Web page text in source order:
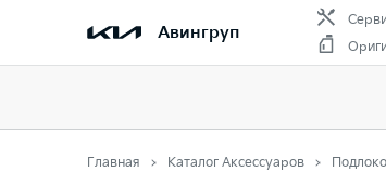
Авингруп
Главная Каталог Аксессуаров